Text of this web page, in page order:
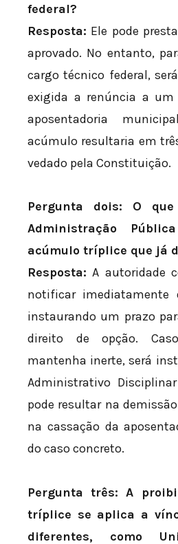
federal?
Resposta: Ele pode
aprovado. No entanto,
cargo técnico federal,
exigida a renúncia a um
aposentadoria
acúmulo resultaria em
vedado pela Constituição.
Pergunta dois: O
Administração
acúmulo tríplice que já
Resposta: A autoridade
notificar imediatamente
instaurando um prazo
direito de opção.
mantenha inerte, será
Administrativo
pode resultar na
na cassação da
do caso concreto.
Pergunta três: A
tríplice se aplica a
diferentes, como